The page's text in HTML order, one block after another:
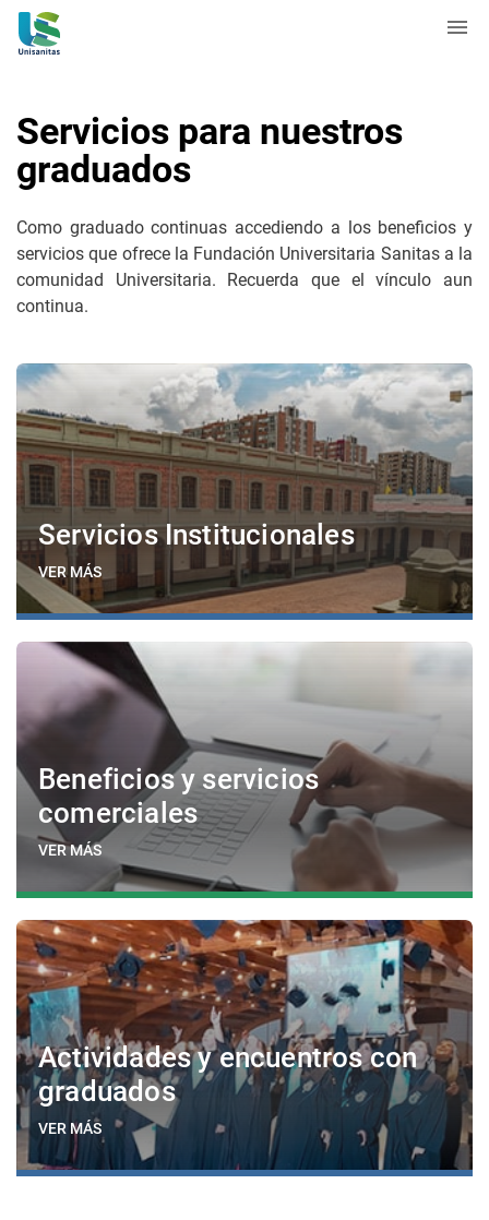
Servicios para nuestros
graduados
Como graduado continuas accediendo a los beneficios y
servicios que ofrece la Fundación Universitaria Sanitas a la
comunidad Universitaria. Recuerda que el vínculo aun
continua.
Servicios Institucionales
VER MÁS
Beneficios y servicios
comerciales
VER MÁS
Actividades y encuentros con
graduados
VER MÁS